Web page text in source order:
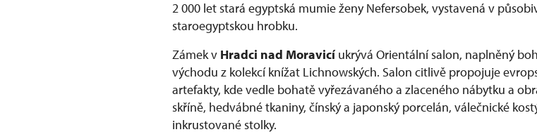
2 000 let stará egyptská mumie ženy Nefersobek, vystavená v
staroegyptskou hrobku.
Zámek v Hradci nad Moravicíukrývá Orientální salon, naplněný
východu z kolekcí knížat Lichnowských. Salon citlivě propojuje
artefakty, kde vedle bohatě vyřezávaného a zlaceného nábytku a
skříně, hedvábné tkaniny, čínský a japonský porcelán, válečnické
inkrustované stolky.